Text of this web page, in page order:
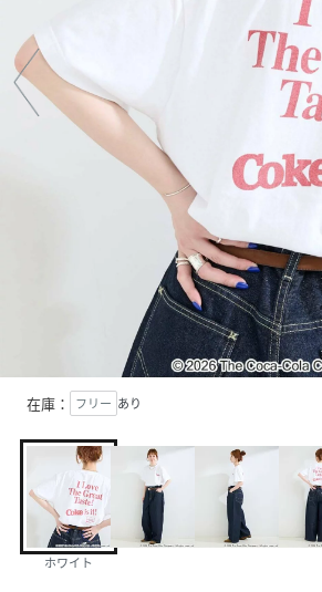
在庫： フリー あり
ホワイト